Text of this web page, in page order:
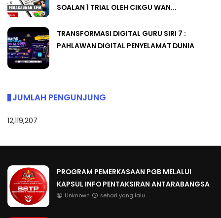
SOALAN 1 TRIAL OLEH CIKGU WAN...
TRANSFORMASI DIGITAL GURU SIRI 7 :
PAHLAWAN DIGITAL PENYELAMAT DUNIA
JUMLAH PENGUNJUNG
12,119,207
PROGRAM PEMERKASAAN PGB MELALUI
KAPSUL INFO PENTAKSIRAN ANTARABANGSA
Unknown sehari yang lalu